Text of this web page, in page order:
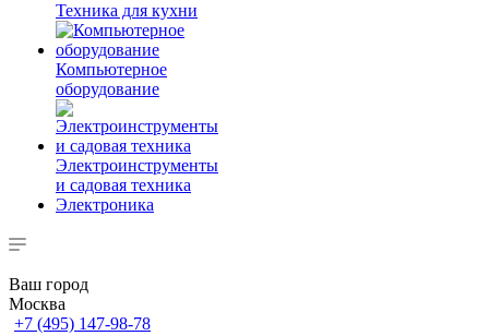
Техника для кухни
Компьютерное
оборудование
Электроинструменты
и садовая техника
Электроника
Ваш город
Москва
+7 (495) 147-98-78